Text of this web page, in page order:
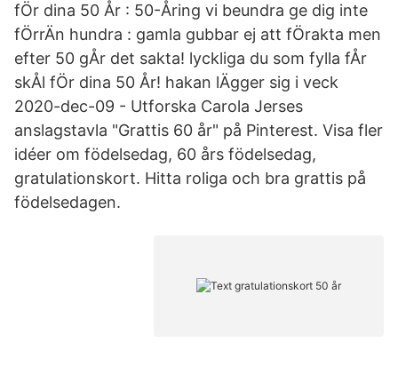
fÖr dina 50 År : 50-Åring vi beundra ge dig inte
fÖrrÄn hundra : gamla gubbar ej att fÖrakta men
efter 50 gÅr det sakta! lyckliga du som fylla fÅr
skÅl fÖr dina 50 År! hakan lÄgger sig i veck
2020-dec-09 - Utforska Carola Jerses
anslagstavla "Grattis 60 år" på Pinterest. Visa fler
idéer om födelsedag, 60 års födelsedag,
gratulationskort. Hitta roliga och bra grattis på
födelsedagen.